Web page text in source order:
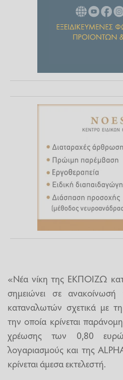
«Νέα νίκη της ΕΚΠΟΙΖΩ
σημειώνει σε
καταναλωτών σχετικά με
την οποία κρίνεται
χρέωσης των 0,80 ευρώ
λογαριασμούς και της
κρίνεται άμεσα εκτελεστή.